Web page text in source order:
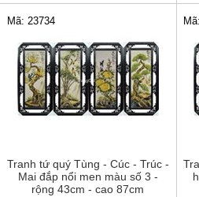
Tranh tứ quý Tùng - Cúc - Trúc -
Mai đắp nổi men màu số 3 -
rộng 43cm - cao 87cm
Mã: 23734